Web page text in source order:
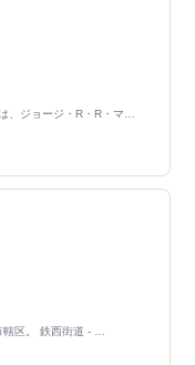
、ジョージ・R・R・マ…
区。 鉄西街道 - …